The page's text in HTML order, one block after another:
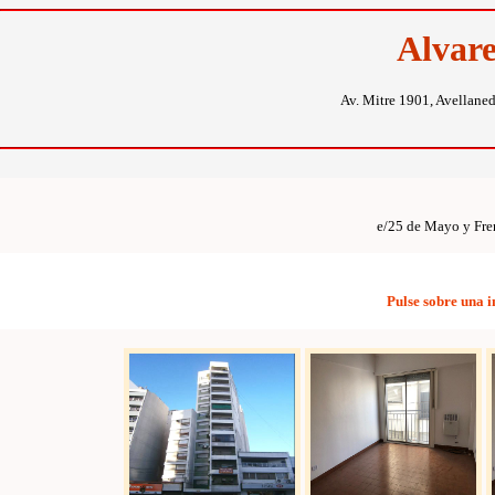
Av. Mitre 1901,
e/25 de Mayo y
Pulse sobre una